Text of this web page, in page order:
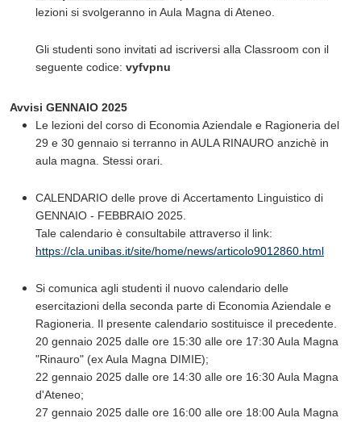
lezioni si svolgeranno in Aula Magna di Ateneo.
Gli studenti sono invitati ad iscriversi alla Classroom con il
seguente codice: vyfvpnu
Avvisi GENNAIO 2025
Le lezioni del corso di Economia Aziendale e Ragioneria del
29 e 30 gennaio si terranno in AULA RINAURO anzichè in
aula magna. Stessi orari.
CALENDARIO delle prove di Accertamento Linguistico di
GENNAIO - FEBBRAIO 2025.
Tale calendario è consultabile attraverso il link:
https://cla.unibas.it/site/home/news/articolo9012860.html
Si comunica agli studenti il nuovo calendario delle
esercitazioni della seconda parte di Economia Aziendale e
Ragioneria. Il presente calendario sostituisce il precedente.
20 gennaio 2025 dalle ore 15:30 alle ore 17:30 Aula Magna
"Rinauro" (ex Aula Magna DIMIE);
22 gennaio 2025 dalle ore 14:30 alle ore 16:30 Aula Magna
d'Ateneo;
27 gennaio 2025 dalle ore 16:00 alle ore 18:00 Aula Magna